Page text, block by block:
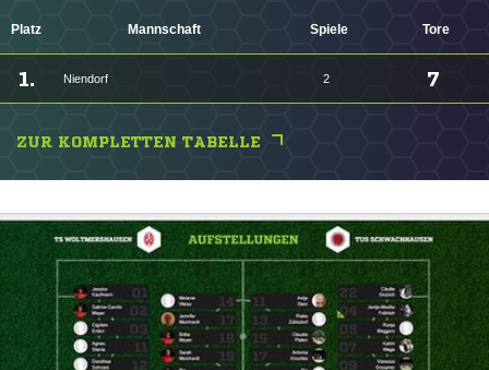
Platz Mannschaft Spiele Tore
1. Niendorf 2 7
ZUR KOMPLETTEN TABELLE